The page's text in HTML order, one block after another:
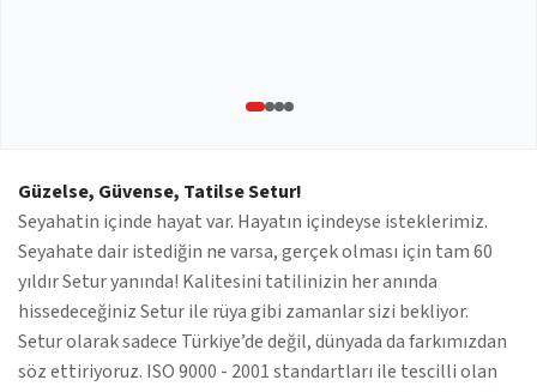
Güzelse, Güvense, Tatilse Setur!
Seyahatin içinde hayat var. Hayatın içindeyse isteklerimiz.
Seyahate dair istediğin ne varsa, gerçek olması için tam 60
yıldır Setur yanında! Kalitesini tatilinizin her anında
hissedeceğiniz Setur ile rüya gibi zamanlar sizi bekliyor.
Setur olarak sadece Türkiye’de değil, dünyada da farkımızdan
söz ettiriyoruz. ISO 9000 - 2001 standartları ile tescilli olan